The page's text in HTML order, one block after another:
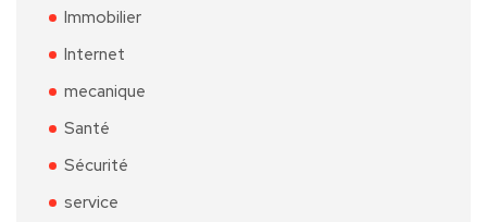
Immobilier
Internet
mecanique
Santé
Sécurité
service